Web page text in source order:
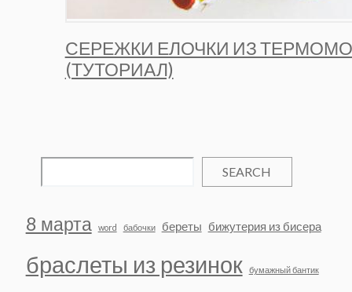
СЕРЕЖКИ ЕЛОЧКИ ИЗ
(ТУТОРИАЛ)
SEARCH
8 марта word бабочки береты бижутерия из бисера
браслеты из резинок бумажный бантик